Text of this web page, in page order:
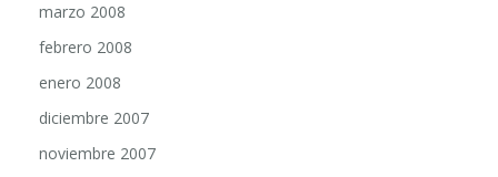
marzo 2008
febrero 2008
enero 2008
diciembre 2007
noviembre 2007